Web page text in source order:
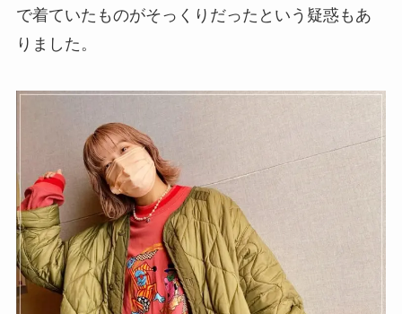
で着ていたものがそっくりだったという疑惑もあ
りました。